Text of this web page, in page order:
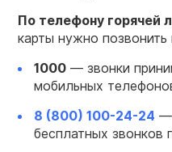
По телефону горячей
карты нужно позвонить
1000 — звонки
мобильных
8 (800) 100-24-24 —
бесплатных звонков